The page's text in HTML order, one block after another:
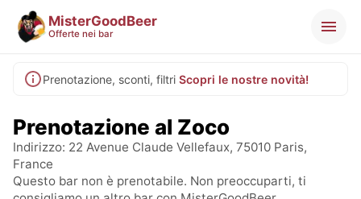
MisterGoodBeer
Offerte nei bar
Prenotazione, sconti, filtri Scopri le nostre novità!
Prenotazione al Zoco
Indirizzo: 22 Avenue Claude Vellefaux, 75010 Paris,
France
Questo bar non è prenotabile. Non preoccuparti, ti